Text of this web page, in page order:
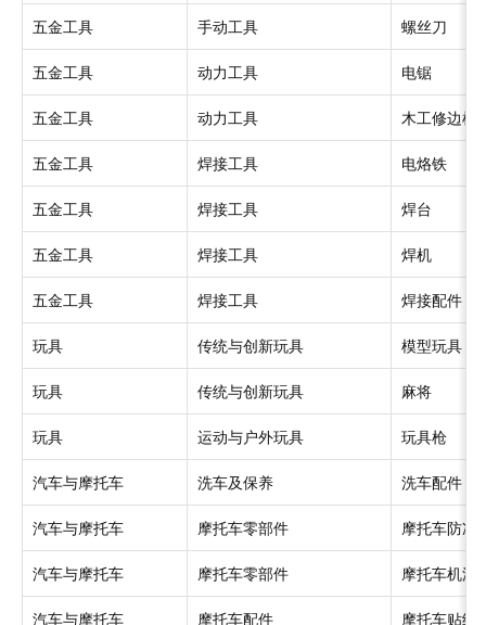
五金工具 手动工具 螺丝刀
五金工具 动力工具 电锯
五金工具 动力工具 木工修边机
五金工具 焊接工具 电烙铁
五金工具 焊接工具 焊台
五金工具 焊接工具 焊机
五金工具 焊接工具 焊接配件
玩具 传统与创新玩具 模型玩具
玩具 传统与创新玩具 麻将
玩具 运动与户外玩具 玩具枪
汽车与摩托车 洗车及保养 洗车配件
汽车与摩托车 摩托车零部件 摩托车防冻
汽车与摩托车 摩托车零部件 摩托车机油
汽车与摩托车 摩托车配件 摩托车贴纸